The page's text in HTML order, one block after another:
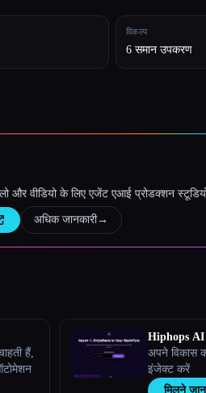
विकल्प
6 समान उपकरण
और वीडियो के लिए एजेंट एआई प्रोडक्शन
अधिक जानकारी→
हैं,
Hiphops AI
अपने विकास
इंजेक्ट करें
मिलने